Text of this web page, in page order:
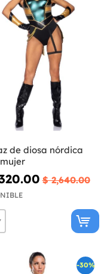
de diosa nórdica
$ 2,640.00
-30%